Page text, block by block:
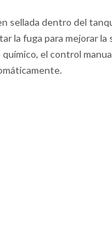
sellada dentro del
la fuga para mejorar
el control